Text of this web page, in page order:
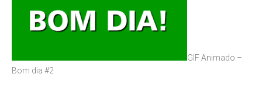
GIF Animado –
Bom dia #2